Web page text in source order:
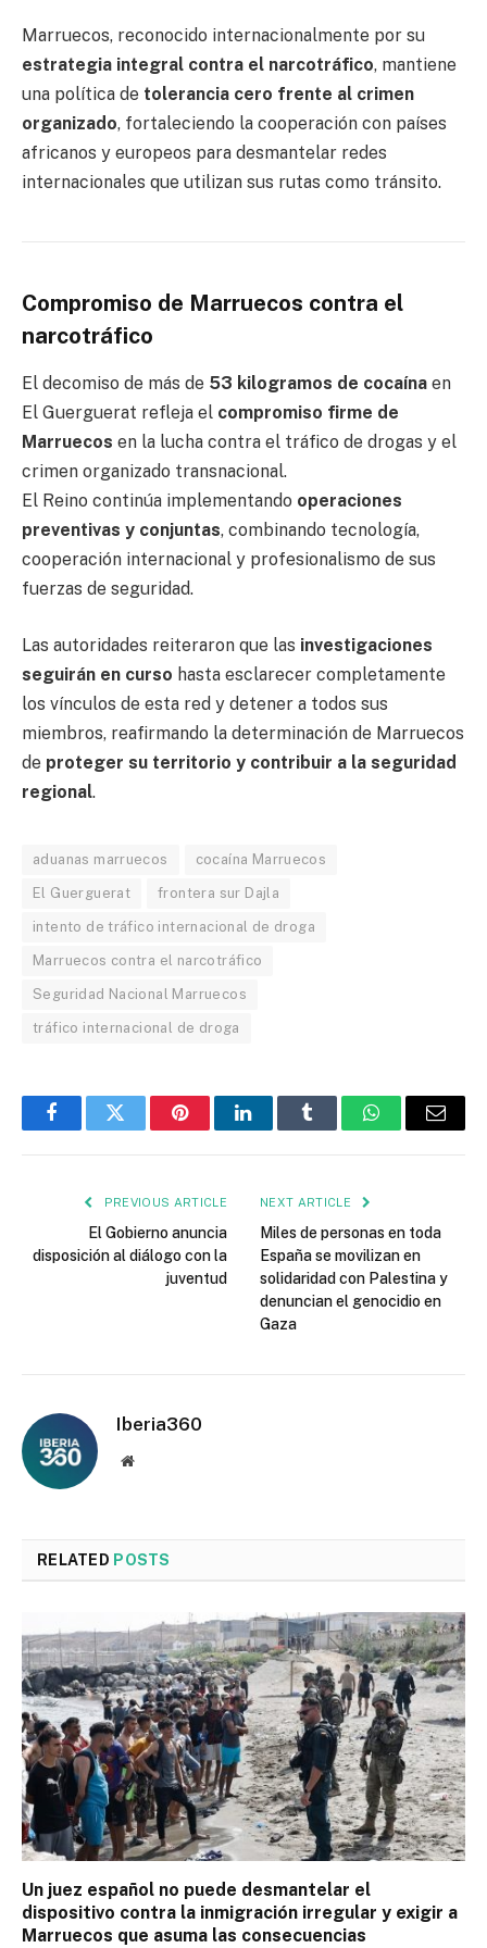
Marruecos, reconocido internacionalmente por su
estrategia integral contra el narcotráfico, mantiene
una política de tolerancia cero frente al crimen
organizado, fortaleciendo la cooperación con países
africanos y europeos para desmantelar redes
internacionales que utilizan sus rutas como tránsito.
Compromiso de Marruecos contra el
narcotráfico
El decomiso de más de 53 kilogramos de cocaína en
El Guerguerat refleja el compromiso firme de
Marruecos en la lucha contra el tráfico de drogas y el
crimen organizado transnacional.
El Reino continúa implementando operaciones
preventivas y conjuntas, combinando tecnología,
cooperación internacional y profesionalismo de sus
fuerzas de seguridad.
Las autoridades reiteraron que las investigaciones
seguirán en curso hasta esclarecer completamente
los vínculos de esta red y detener a todos sus
miembros, reafirmando la determinación de Marruecos
de proteger su territorio y contribuir a la seguridad
regional.
aduanas marruecos cocaína Marruecos
El Guerguerat frontera sur Dajla
intento de tráfico internacional de droga
Marruecos contra el narcotráfico
Seguridad Nacional Marruecos
tráfico internacional de droga
FacebookTwitter PinterestLinkedInTumblr WhatsAppEmail
PREVIOUS ARTICLE
El Gobierno anuncia
disposición al diálogo con la
juventud
NEXT ARTICLE
Miles de personas en toda
España se movilizan en
solidaridad con Palestina y
denuncian el genocidio en
Gaza
Iberia360
Website
RELATED POSTS
Un juez español no puede desmantelar el
dispositivo contra la inmigración irregular y exigir a
Marruecos que asuma las consecuencias